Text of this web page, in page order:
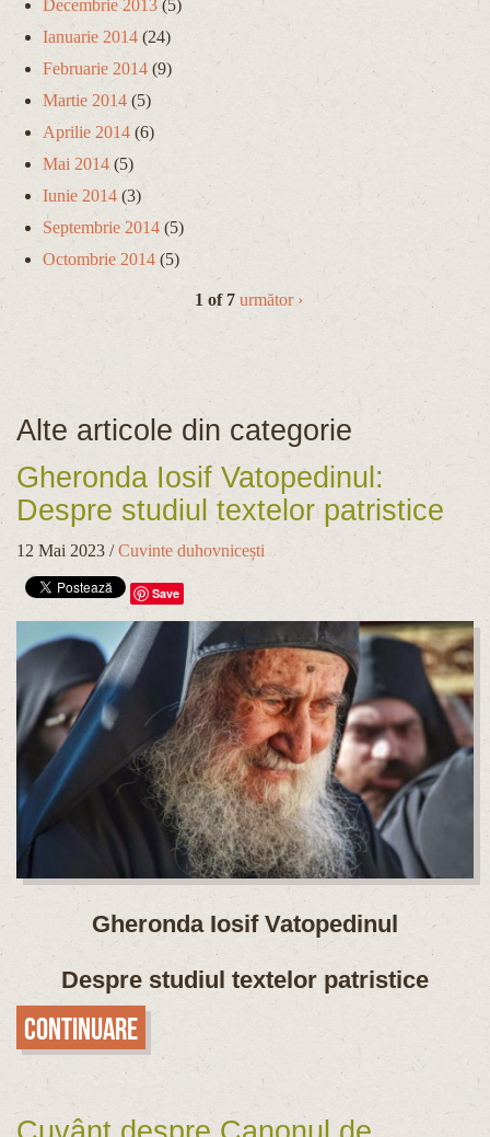
Decembrie 2013 (5)
Ianuarie 2014 (24)
Februarie 2014 (9)
Martie 2014 (5)
Aprilie 2014 (6)
Mai 2014 (5)
Iunie 2014 (3)
Septembrie 2014 (5)
Octombrie 2014 (5)
1 of 7 următor ›
Alte articole din categorie
Gheronda Iosif Vatopedinul:
Despre studiul textelor patristice
12 Mai 2023 /Cuvinte duhovnicești
Save
Gheronda Iosif Vatopedinul
Despre studiul textelor patristice
Continuare